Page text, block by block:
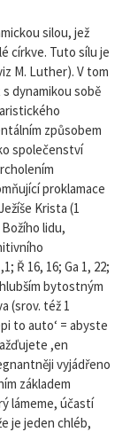
silou, jež
církve. Tuto sílu je
M. Luther). V tom
dynamikou sobě
způsobem
společenství
proklamace
Krista (1
lidu,
Ř 16, 16; Ga 1, 22;
bytostným
(srov. též 1
to auto‘ = abyste
,en
vyjádřeno
základem
lámeme, účastí
je jeden chléb,